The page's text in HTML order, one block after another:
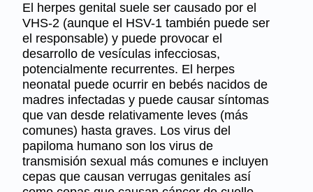
El herpes genital suele ser causado por el
VHS-2 (aunque el HSV-1 también puede ser
el responsable) y puede provocar el
desarrollo de vesículas infecciosas,
potencialmente recurrentes. El herpes
neonatal puede ocurrir en bebés nacidos de
madres infectadas y puede causar síntomas
que van desde relativamente leves (más
comunes) hasta graves. Los virus del
papiloma humano son los virus de
transmisión sexual más comunes e incluyen
cepas que causan verrugas genitales así